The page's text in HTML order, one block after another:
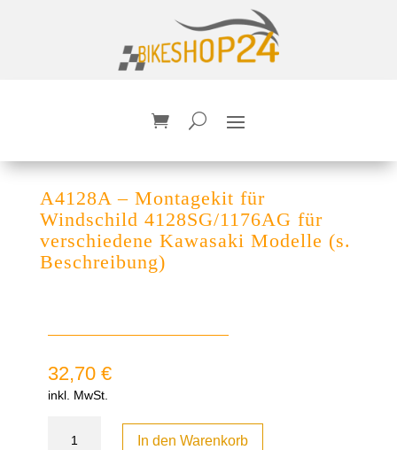
A4128A – Montagekit für
Windschild 4128SG/1176AG für
verschiedene Kawasaki Modelle (s.
Beschreibung)
32,70 €
inkl. MwSt.
In den Warenkorb